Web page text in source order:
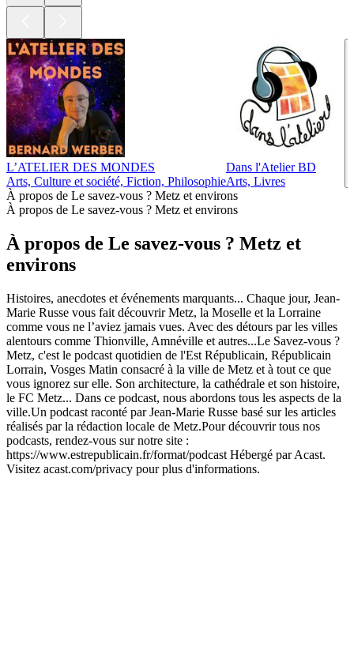
L’ATELIER DES MONDES
Arts, Culture et société, Fiction, Philosophie
Dans l'Atelier BD
Arts, Livres
À propos de Le savez-vous ? Metz et environs
À propos de Le savez-vous ? Metz et environs
À propos de Le savez-vous ? Metz et
environs
Histoires, anecdotes et événements marquants... Chaque jour, Jean-
Marie Russe vous fait découvrir Metz, la Moselle et la Lorraine
comme vous ne l’aviez jamais vues. Avec des détours par les villes
alentours comme Thionville, Amnéville et autres...Le Savez-vous ?
Metz, c'est le podcast quotidien de l'Est Républicain, Républicain
Lorrain, Vosges Matin consacré à la ville de Metz et à tout ce que
vous ignorez sur elle. Son architecture, la cathédrale et son histoire,
le FC Metz... Dans ce podcast, nous abordons tous les aspects de la
ville.Un podcast raconté par Jean-Marie Russe basé sur les articles
réalisés par la rédaction locale de Metz.Pour découvrir tous nos
podcasts, rendez-vous sur notre site :
https://www.estrepublicain.fr/format/podcast Hébergé par Acast.
Visitez acast.com/privacy pour plus d'informations.